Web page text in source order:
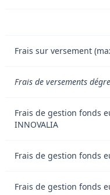
Frais sur versement
Frais de versements
Frais de gestion fonds
INNOVALIA
Frais de gestion fonds
Frais de gestion fonds